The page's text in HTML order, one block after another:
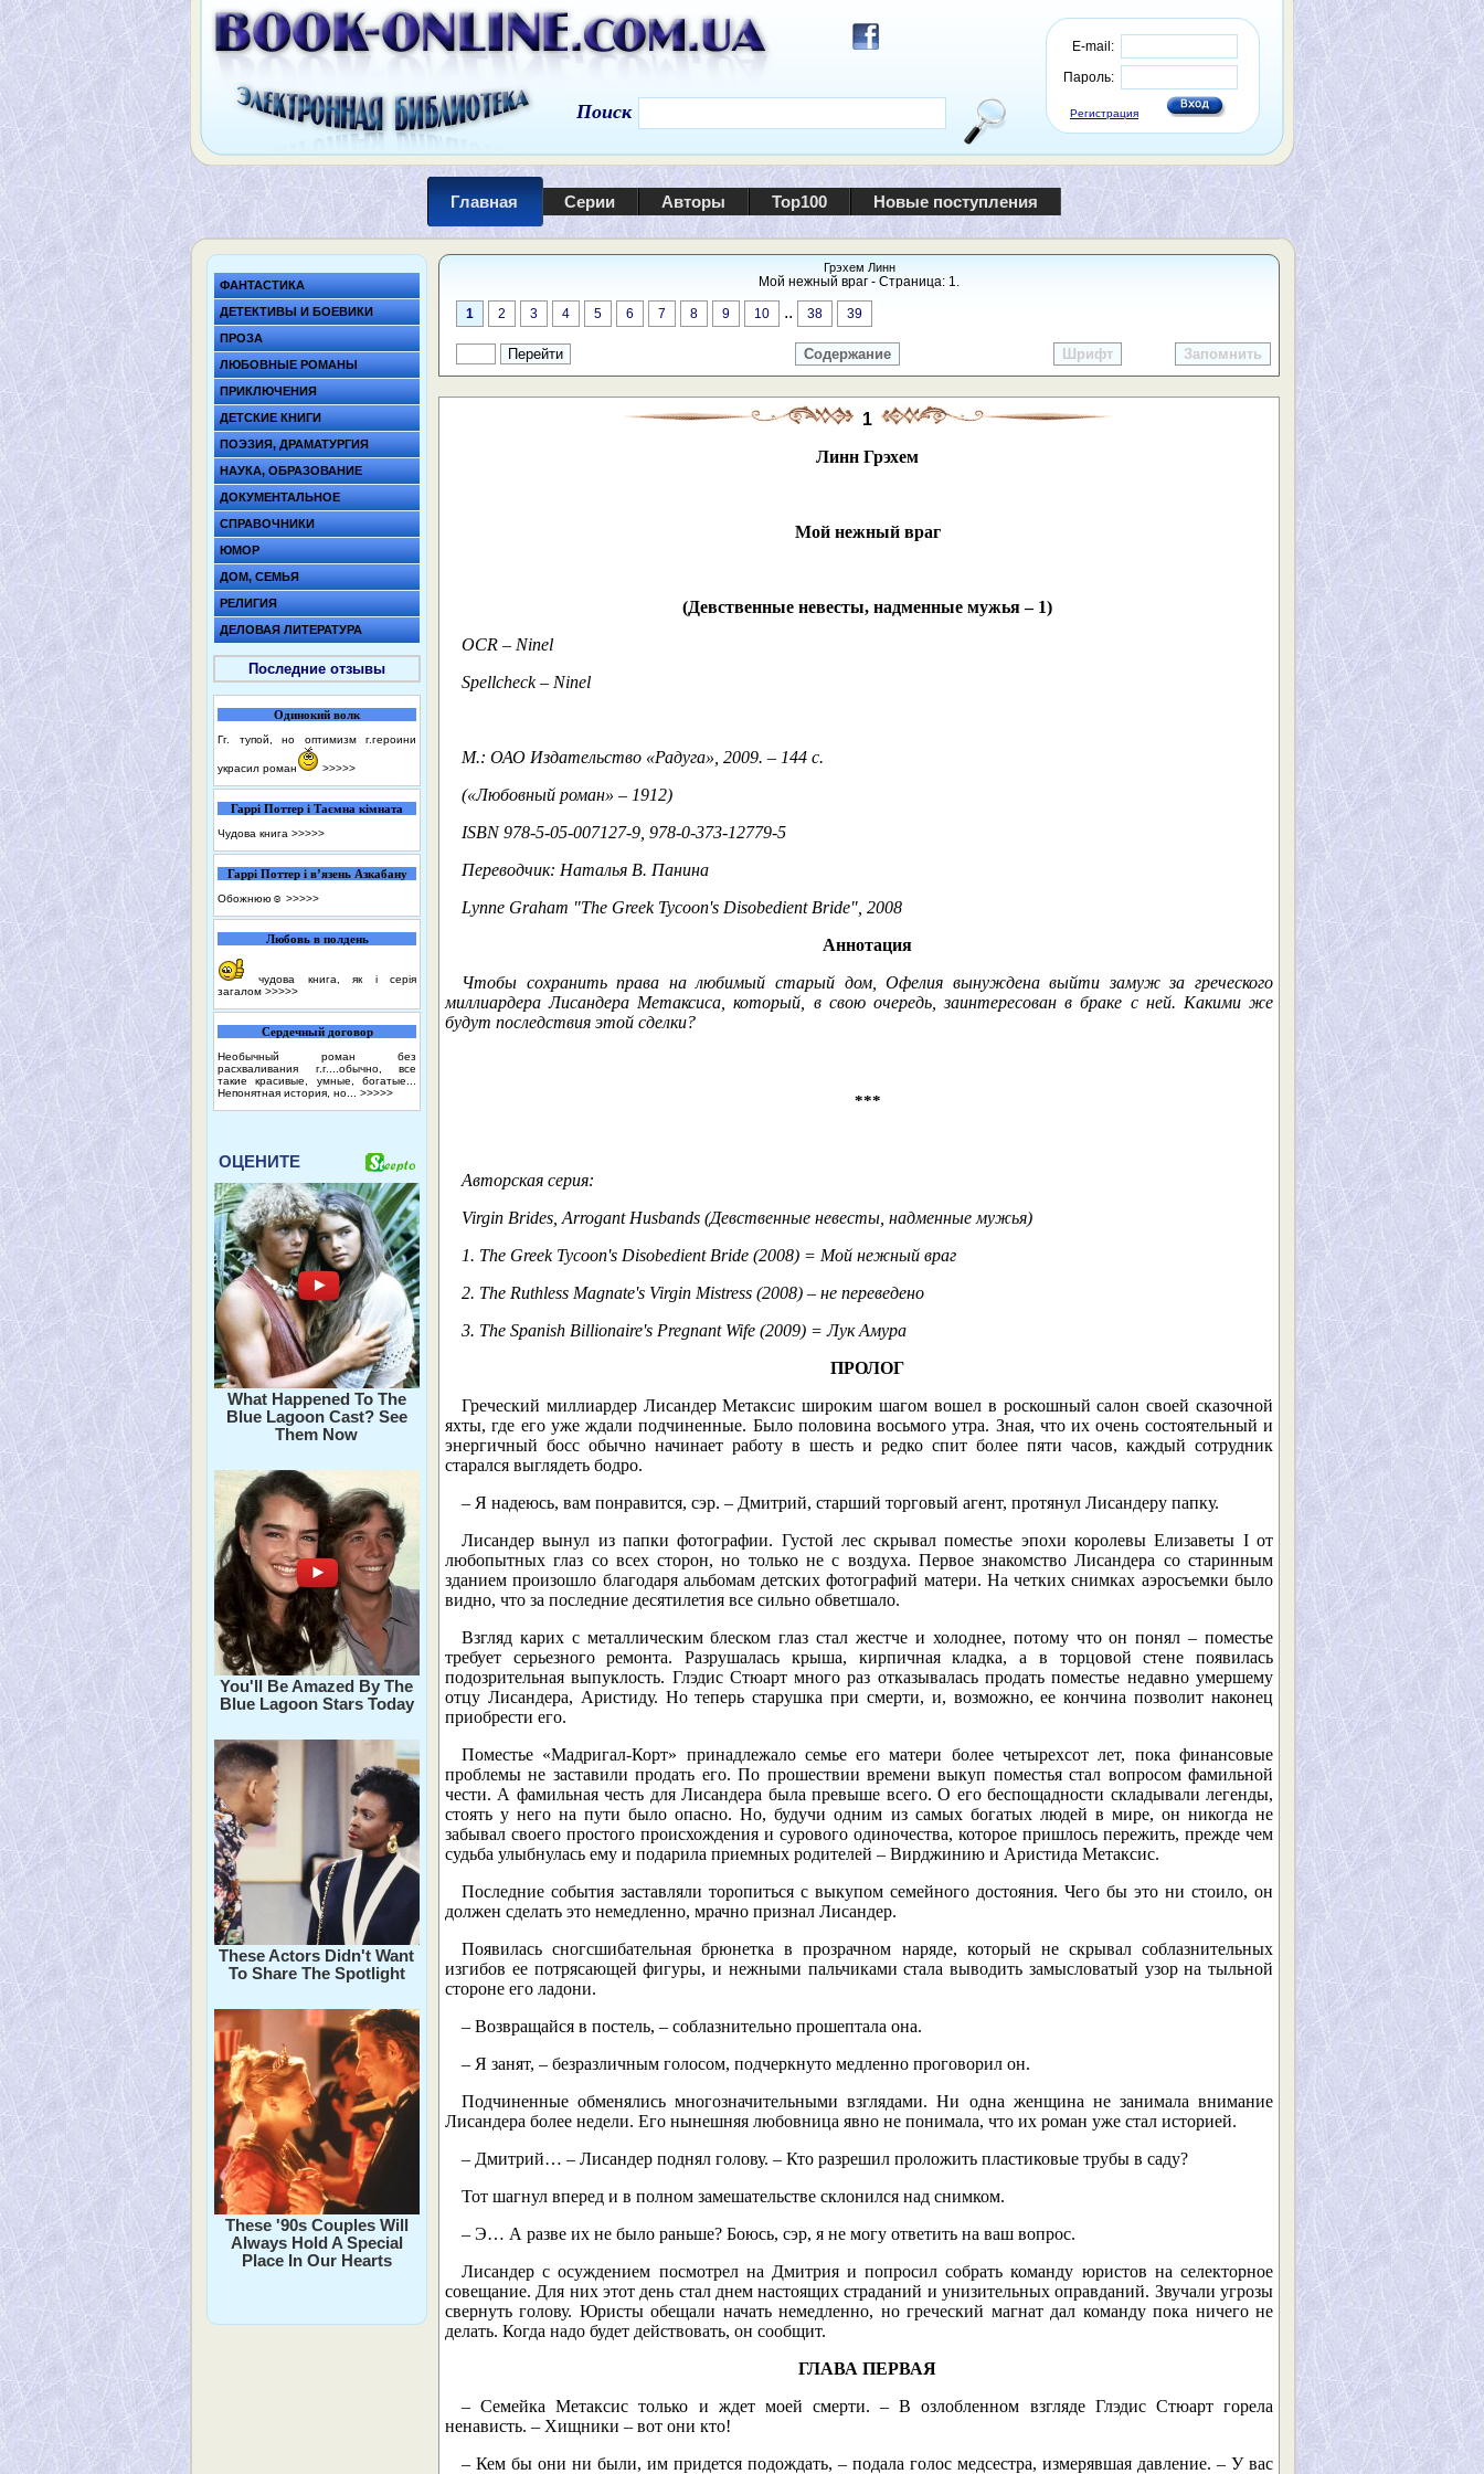
E-mail:
Пароль:
Регистрация
Поиск
Главная Серии Авторы Top100 Новые поступления
ФАНТАСТИКА
ДЕТЕКТИВЫ И БОЕВИКИ
ПРОЗА
ЛЮБОВНЫЕ РОМАНЫ
ПРИКЛЮЧЕНИЯ
ДЕТСКИЕ КНИГИ
ПОЭЗИЯ, ДРАМАТУРГИЯ
НАУКА, ОБРАЗОВАНИЕ
ДОКУМЕНТАЛЬНОЕ
СПРАВОЧНИКИ
ЮМОР
ДОМ, СЕМЬЯ
РЕЛИГИЯ
ДЕЛОВАЯ ЛИТЕРАТУРА
Последние отзывы
Одинокий волк
Гг. тупой, но оптимизм г.героини
украсил роман >>>>>
Гаррі Поттер і Таємна кімната
Чудова книга >>>>>
Гаррі Поттер і в’язень Азкабану
Обожнюю☺️ >>>>>
Любовь в полдень
чудова книга, як і серія
загалом >>>>>
Сердечный договор
Необычный роман без
расхваливания г.г....обычно, все
такие красивые, умные, богатые...
Непонятная история, но... >>>>>
ОЦЕНИТЕ
What Happened To The
Blue Lagoon Cast? See
Them Now
You'll Be Amazed By The
Blue Lagoon Stars Today
These Actors Didn't Want
To Share The Spotlight
These '90s Couples Will
Always Hold A Special
Place In Our Hearts
Грэхем Линн
Мой нежный враг - Страница: 1.
1 2 3 4 5 6 7 8 9 10 .. 38 39
Содержание Шрифт Запомнить
1
Линн Грэхем
Мой нежный враг
(Девственные невесты, надменные мужья – 1)
OCR – Ninel
Spellcheck – Ninel
М.: ОАО Издательство «Радуга», 2009. – 144 с.
(«Любовный роман» – 1912)
ISBN 978-5-05-007127-9, 978-0-373-12779-5
Переводчик: Наталья В. Панина
Lynne Graham "The Greek Tycoon's Disobedient Bride", 2008
Аннотация
Чтобы сохранить права на любимый старый дом, Офелия вынуждена выйти замуж за греческого
миллиардера Лисандера Метаксиса, который, в свою очередь, заинтересован в браке с ней. Какими же
будут последствия этой сделки?
***
Авторская серия:
Virgin Brides, Arrogant Husbands (Девственные невесты, надменные мужья)
1. The Greek Tycoon's Disobedient Bride (2008) = Мой нежный враг
2. The Ruthless Magnate's Virgin Mistress (2008) – не переведено
3. The Spanish Billionaire's Pregnant Wife (2009) = Лук Амура
ПРОЛОГ
Греческий миллиардер Лисандер Метаксис широким шагом вошел в роскошный салон своей сказочной
яхты, где его уже ждали подчиненные. Было половина восьмого утра. Зная, что их очень состоятельный и
энергичный босс обычно начинает работу в шесть и редко спит более пяти часов, каждый сотрудник
старался выглядеть бодро.
– Я надеюсь, вам понравится, сэр. – Дмитрий, старший торговый агент, протянул Лисандеру папку.
Лисандер вынул из папки фотографии. Густой лес скрывал поместье эпохи королевы Елизаветы I от
любопытных глаз со всех сторон, но только не с воздуха. Первое знакомство Лисандера со старинным
зданием произошло благодаря альбомам детских фотографий матери. На четких снимках аэросъемки было
видно, что за последние десятилетия все сильно обветшало.
Взгляд карих с металлическим блеском глаз стал жестче и холоднее, потому что он понял – поместье
требует серьезного ремонта. Разрушалась крыша, кирпичная кладка, а в торцовой стене появилась
подозрительная выпуклость. Глэдис Стюарт много раз отказывалась продать поместье недавно умершему
отцу Лисандера, Аристиду. Но теперь старушка при смерти, и, возможно, ее кончина позволит наконец
приобрести его.
Поместье «Мадригал-Корт» принадлежало семье его матери более четырехсот лет, пока финансовые
проблемы не заставили продать его. По прошествии времени выкуп поместья стал вопросом фамильной
чести. А фамильная честь для Лисандера была превыше всего. О его беспощадности складывали легенды,
стоять у него на пути было опасно. Но, будучи одним из самых богатых людей в мире, он никогда не
забывал своего простого происхождения и сурового одиночества, которое пришлось пережить, прежде чем
судьба улыбнулась ему и подарила приемных родителей – Вирджинию и Аристида Метаксис.
Последние события заставляли торопиться с выкупом семейного достояния. Чего бы это ни стоило, он
должен сделать это немедленно, мрачно признал Лисандер.
Появилась сногсшибательная брюнетка в прозрачном наряде, который не скрывал соблазнительных
изгибов ее потрясающей фигуры, и нежными пальчиками стала выводить замысловатый узор на тыльной
стороне его ладони.
– Возвращайся в постель, – соблазнительно прошептала она.
– Я занят, – безразличным голосом, подчеркнуто медленно проговорил он.
Подчиненные обменялись многозначительными взглядами. Ни одна женщина не занимала внимание
Лисандера более недели. Его нынешняя любовница явно не понимала, что их роман уже стал историей.
– Дмитрий… – Лисандер поднял голову. – Кто разрешил проложить пластиковые трубы в саду?
Тот шагнул вперед и в полном замешательстве склонился над снимком.
– Э… А разве их не было раньше? Боюсь, сэр, я не могу ответить на ваш вопрос.
Лисандер с осуждением посмотрел на Дмитрия и попросил собрать команду юристов на селекторное
совещание. Для них этот день стал днем настоящих страданий и унизительных оправданий. Звучали угрозы
свернуть голову. Юристы обещали начать немедленно, но греческий магнат дал команду пока ничего не
делать. Когда надо будет действовать, он сообщит.
ГЛАВА ПЕРВАЯ
– Семейка Метаксис только и ждет моей смерти. – В озлобленном взгляде Глэдис Стюарт горела
ненависть. – Хищники – вот они кто!
– Кем бы они ни были, им придется подождать, – подала голос медсестра, измерявшая давление. – У вас